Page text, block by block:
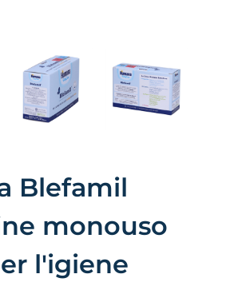
Blefamil
monouso
l'igiene